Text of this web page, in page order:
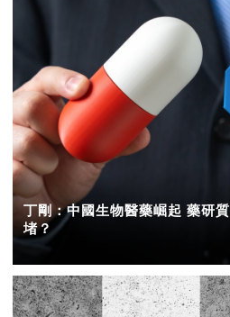
丁剛：中國生物醫藥崛起 藥研
堵？